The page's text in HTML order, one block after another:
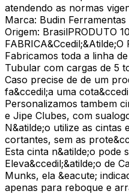
atendendo as normas
Marca: Budin Ferramentas
Origem: BrasilPRODUTO
Fabricamos toda a linha
Tubular com cargas de 5
Caso precise de de um
fa&ccedil;a uma
Personalizamos tambem
e Jipe Clubes, com
N&atilde;o utilize as cintas
cortantes, sem as
Esta cinta n&atilde;o pode
Eleva&ccedil;&atilde;o de
Munks, ela &eacute;
apenas para reboque e